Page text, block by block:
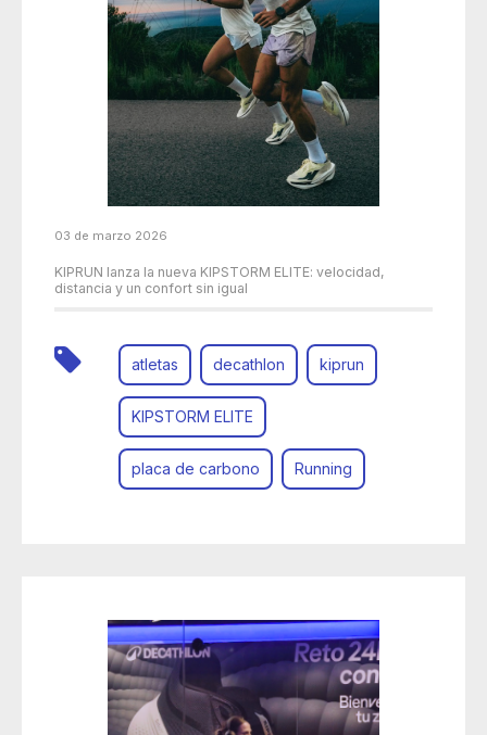
03 de marzo 2026
KIPRUN lanza la nueva KIPSTORM ELITE: velocidad,
distancia y un confort sin igual
atletas decathlon kiprun
KIPSTORM ELITE
placa de carbono Running